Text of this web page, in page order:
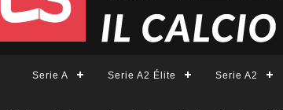
Serie A Serie A2 Élite Serie A2